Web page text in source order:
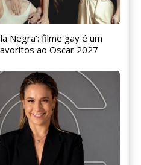
Negra': filme gay é um
ao Oscar 2027